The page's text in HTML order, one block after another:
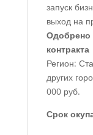
запуск
выход на
Одобрено
контракта
Регион:
других
000 руб.
Срок